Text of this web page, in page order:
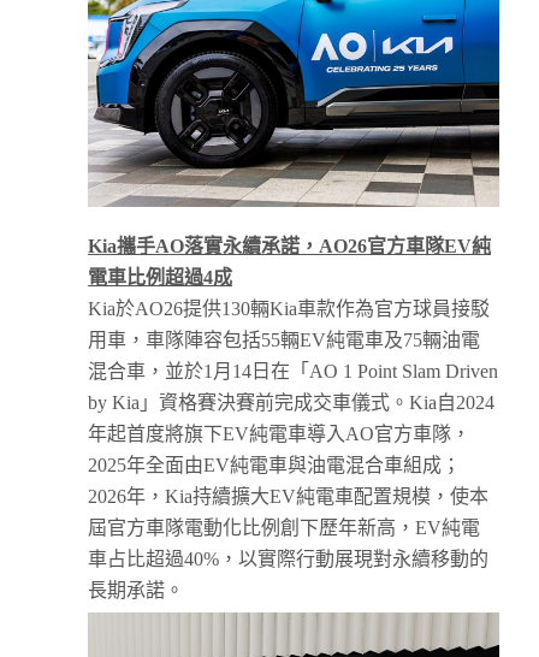
Kia攜手AO落實永續承諾 ， AO26官方車隊EV純
電車 比例超過4成
Kia於AO26提供130輛Kia車款作為官方球員接駁
用車，車隊陣容包括55輛EV純電車及75輛油電
混合車，並於1月14日在「AO 1 Point Slam Driven
by Kia」資格賽決賽前完成交車儀式。Kia自2024
年起首度將旗下EV純電車導入AO官方車隊，
2025年全面由EV純電車與油電混合車組成；
2026年，Kia持續擴大EV純電車配置規模，使本
屆官方車隊電動化比例創下歷年新高，EV純電
車占比超過40%，以實際行動展現對永續移動的
長期承諾。